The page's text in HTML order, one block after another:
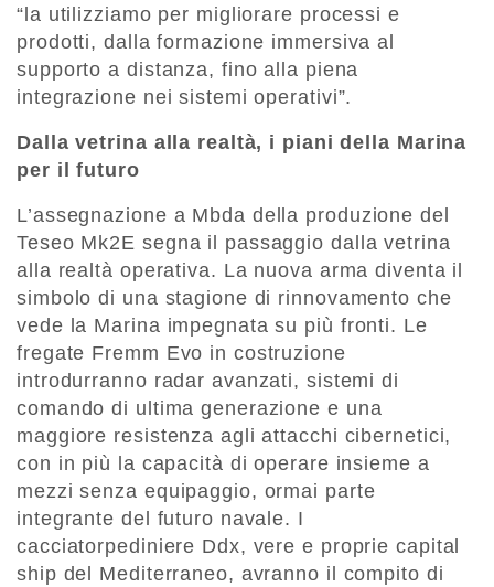
“la utilizziamo per migliorare processi e
prodotti, dalla formazione immersiva al
supporto a distanza, fino alla piena
integrazione nei sistemi operativi”.
Dalla vetrina alla realtà, i piani della Marina
per il futuro
L’assegnazione a Mbda della produzione del
Teseo Mk2E segna il passaggio dalla vetrina
alla realtà operativa. La nuova arma diventa il
simbolo di una stagione di rinnovamento che
vede la Marina impegnata su più fronti. Le
fregate Fremm Evo in costruzione
introdurranno radar avanzati, sistemi di
comando di ultima generazione e una
maggiore resistenza agli attacchi cibernetici,
con in più la capacità di operare insieme a
mezzi senza equipaggio, ormai parte
integrante del futuro navale. I
cacciatorpediniere Ddx, vere e proprie capital
ship del Mediterraneo, avranno il compito di